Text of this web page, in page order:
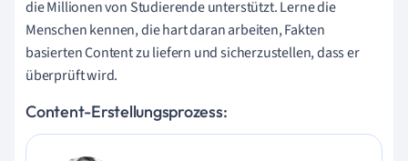
die Millionen von Studierende unterstützt. Lerne die
Menschen kennen, die hart daran arbeiten, Fakten
basierten Content zu liefern und sicherzustellen, dass er
überprüft wird.
Content-Erstellungsprozess: